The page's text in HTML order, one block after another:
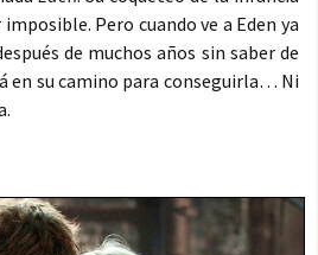
Pero cuando ve a Eden ya
de muchos años sin saber de
en su camino para conseguirla… Ni